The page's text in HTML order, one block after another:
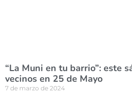
“La Muni en tu barrio”: este
vecinos en 25 de Mayo
7 de marzo de 2024